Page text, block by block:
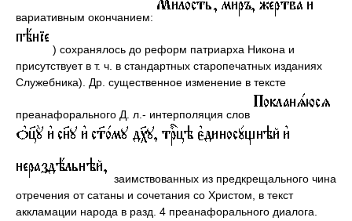
вариативным окончанием:
) сохранялось до реформ патриарха Никона и
присутствует в т. ч. в стандартных старопечатных изданиях
Служебника). Др. существенное изменение в тексте
преанафорального Д. л.- интерполяция слов
заимствованных из предкрещального чина
отречения от сатаны и сочетания со Христом, в текст
аккламации народа в разд. 4 преанафорального диалога.